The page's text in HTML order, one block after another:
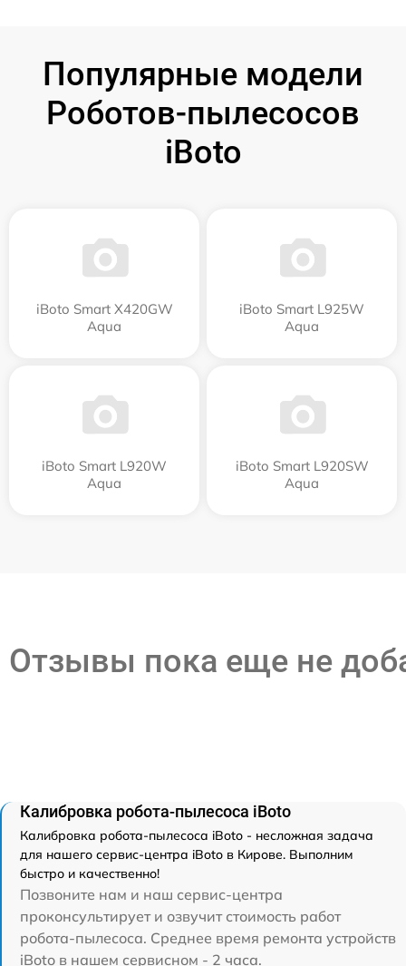
Популярные модели
Роботов-пылесосов
iBoto
iBoto Smart Х420GW
Aqua
iBoto Smart L925W
Aqua
iBoto Smart L920W
Aqua
iBoto Smart L920SW
Aqua
Отзывы пока еще не
Калибровка робота-пылесоса iBoto
Калибровка робота-пылесоса iBoto - несложная задача
для нашего сервис-центра iBoto в Кирове. Выполним
быстро и качественно!
Позвоните нам и наш сервис-центра
проконсультирует и озвучит стоимость работ
робота-пылесоса. Среднее время ремонта устройств
iBoto в нашем сервисном - 2 часа.